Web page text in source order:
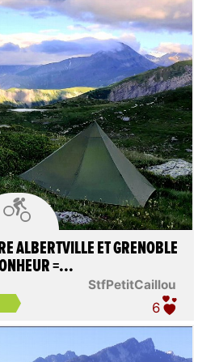
StfPetitCaillou
ALBERTVILLE ET GRENOBLE
=...
6